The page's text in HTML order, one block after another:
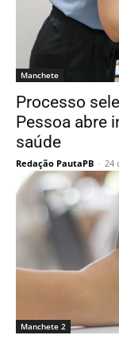
Manchete
Processo
Pessoa abre
saúde
Redação PautaPB - 24
Manchete 2